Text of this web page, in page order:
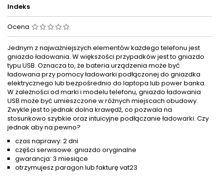
Indeks
Ocena
Jednym z najważniejszych elementów każdego telefonu jest
gniazdo ładowania. W większości przypadków jest to gniazdo
typu USB. Oznacza to, że bateria urządzenia może być
ładowana przy pomocy ładowarki podłączonej do gniazdka
elektrycznego lub bezpośrednio do laptopa lub power banka.
W zależności od marki i modelu telefonu, gniazdo ładowania
USB może być umieszczone w różnych miejscach obudowy.
Zwykle jest to jednak dolna krawędź, co pozwala na
stosunkowo szybkie oraz intuicyjne podłączanie ładowarki. Czy
jednak aby na pewno?
czas naprawy: 2 dni
części serwisowe: gniazdo oryginalne
gwarancja: 3 miesiące
otrzymujesz paragon lub fakturę vat23